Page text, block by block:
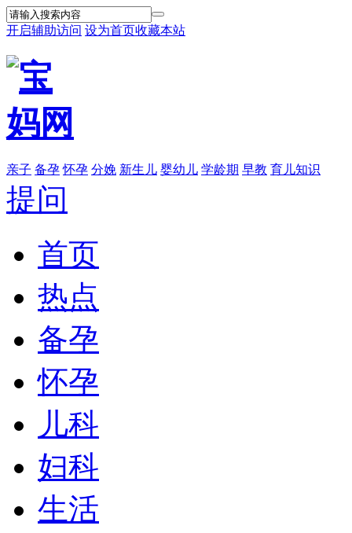
开启辅助访问 设为首页收藏本站
亲子 备孕 怀孕 分娩 新生儿 婴幼儿 学龄期 早教 育儿知识
提问
首页
热点
备孕
怀孕
儿科
妇科
生活